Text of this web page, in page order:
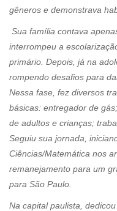
gêneros e demonstrava
Sua família contava
interrompeu a
primário. Depois, já na
rompendo desafios para
Nessa fase, fez diversos
básicas: entregador de
de adultos e crianças;
Seguiu sua jornada,
Ciências/Matemática nos
remanejamento para um
para São Paulo.
Na capital paulista,